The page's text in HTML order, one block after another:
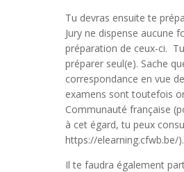
Tu devras ensuite te
Jury ne dispense aucune
préparation de ceux-ci.
préparer seul(e). Sache
correspondance en vue
examens sont toutefois
Communauté française
à cet égard, tu peux
https://elearning.cfwb.be/).
Il te faudra également